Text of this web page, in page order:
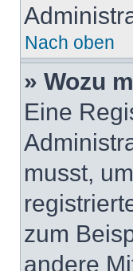
Nach oben
» Wozu
Eine
musst,
zum
andere